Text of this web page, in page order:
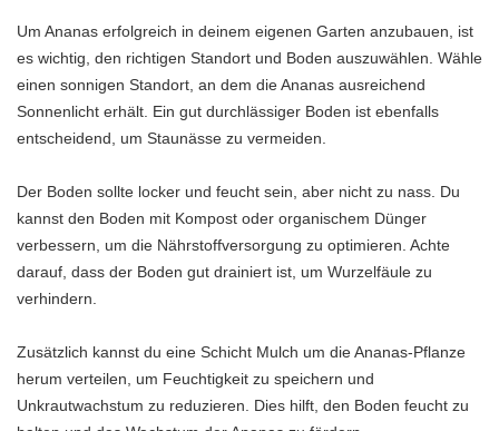
Um Ananas erfolgreich in deinem eigenen Garten anzubauen, ist
es wichtig, den richtigen Standort und Boden auszuwählen. Wähle
einen sonnigen Standort, an dem die Ananas ausreichend
Sonnenlicht erhält. Ein gut durchlässiger Boden ist ebenfalls
entscheidend, um Staunässe zu vermeiden.
Der Boden sollte locker und feucht sein, aber nicht zu nass. Du
kannst den Boden mit Kompost oder organischem Dünger
verbessern, um die Nährstoffversorgung zu optimieren. Achte
darauf, dass der Boden gut drainiert ist, um Wurzelfäule zu
verhindern.
Zusätzlich kannst du eine Schicht Mulch um die Ananas-Pflanze
herum verteilen, um Feuchtigkeit zu speichern und
Unkrautwachstum zu reduzieren. Dies hilft, den Boden feucht zu